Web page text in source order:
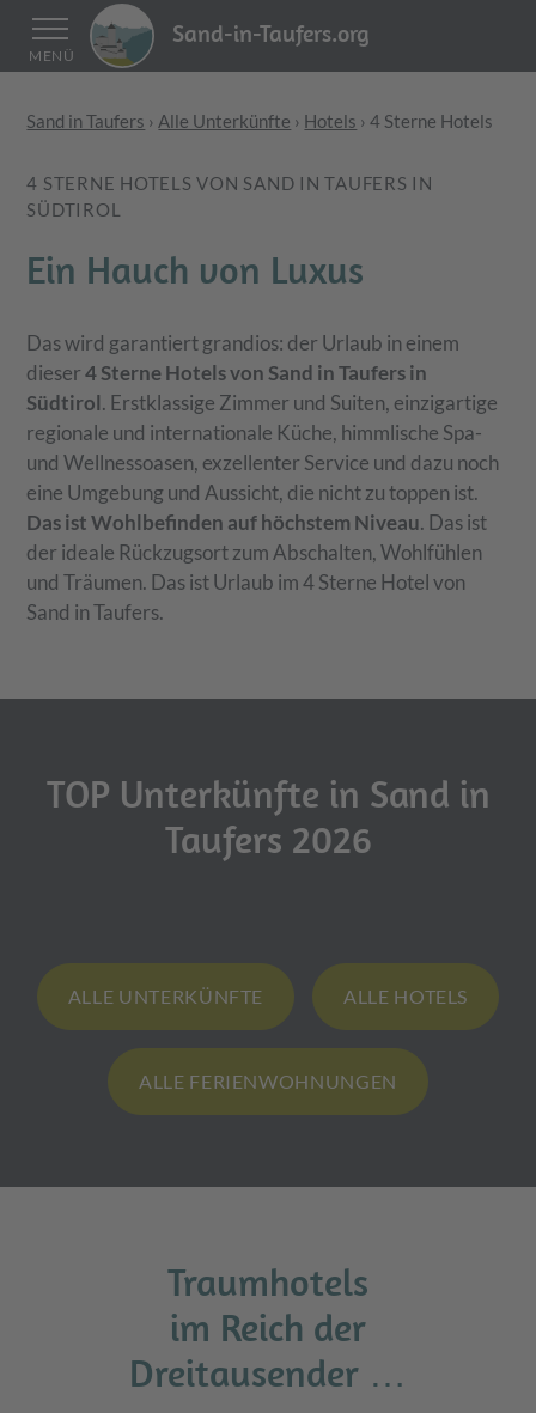
MENÜ
Sand-in-Taufers.org
Sand in Taufers › Alle Unterkünfte › Hotels ›4 Sterne Hotels
4 STERNE HOTELS VON SAND IN TAUFERS IN
SÜDTIROL
Ein Hauch von Luxus
Das wird garantiert grandios: der Urlaub in einem
dieser4 Sterne Hotels von Sand in Taufers in
Südtirol. Erstklassige Zimmer und Suiten, einzigartige
regionale und internationale Küche, himmlische Spa-
und Wellnessoasen, exzellenter Service und dazu noch
eine Umgebung und Aussicht, die nicht zu toppen ist.
Das ist Wohlbefinden auf höchstem Niveau. Das ist
der ideale Rückzugsort zum Abschalten, Wohlfühlen
und Träumen. Das ist Urlaub im 4 Sterne Hotel von
Sand in Taufers.
TOP Unterkünfte in Sand in
Taufers 2026
ALLE UNTERKÜNFTE ALLE HOTELS
ALLE FERIENWOHNUNGEN
Traumhotels
im Reich der
Dreitausender …